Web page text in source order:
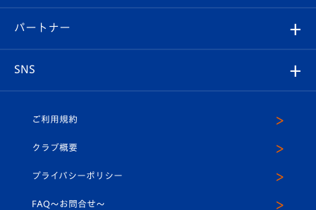
メディア
ホームタウン
マスコット紹介
平和祈念活動
ヴィヴィくんの長崎おもてなしガイド
スタジアムグルメ
V-LOVERS（ファンクラブ）
プレイヤーズスイート
店舗情報
育成からのお知らせ
U-18
スクール
パートナー
SNS
ヴィヴィくんインスタグラム
公式LINE＠
ご利用規約
クラブ概要
プライバシーポリシー
FAQ〜お問合せ〜